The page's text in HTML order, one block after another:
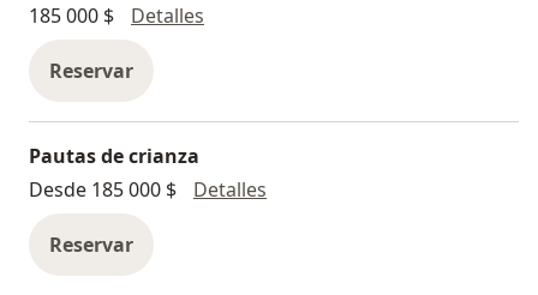
185 000 $
Detalles
Reservar
Pautas de crianza
Desde 185 000 $
Detalles
Reservar